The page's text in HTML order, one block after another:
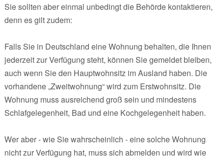
Sie sollten aber einmal unbedingt die Behörde kontaktieren,
denn es gilt zudem:
Falls Sie in Deutschland eine Wohnung behalten, die Ihnen
jederzeit zur Verfügung steht, können Sie gemeldet bleiben,
auch wenn Sie den Hauptwohnsitz im Ausland haben. Die
vorhandene „Zweitwohnung“ wird zum Erstwohnsitz. Die
Wohnung muss ausreichend groß sein und mindestens
Schlafgelegenheit, Bad und eine Kochgelegenheit haben.
Wer aber - wie Sie wahrscheinlich - eine solche Wohnung
nicht zur Verfügung hat, muss sich abmelden und wird wie